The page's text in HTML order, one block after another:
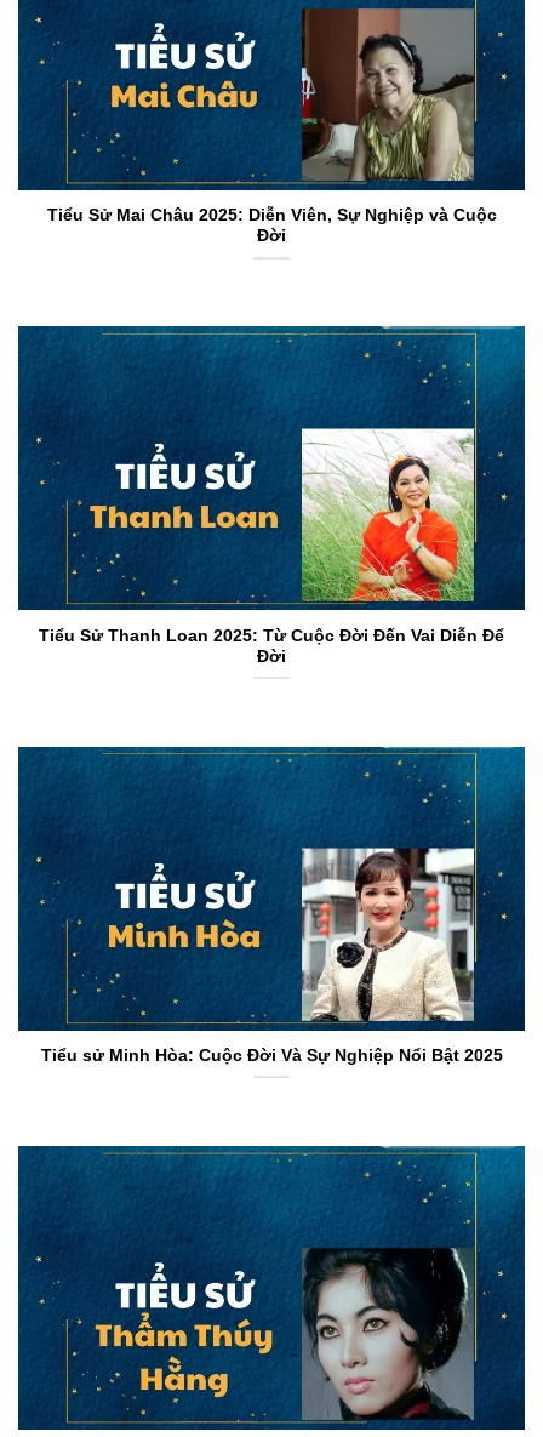
Tiểu Sử Mai Châu 2025: Diễn Viên, Sự Nghiệp và Cuộc
Đời
Tiểu Sử Thanh Loan 2025: Từ Cuộc Đời Đến Vai Diễn Để
Đời
Tiểu sử Minh Hòa: Cuộc Đời Và Sự Nghiệp Nổi Bật 2025